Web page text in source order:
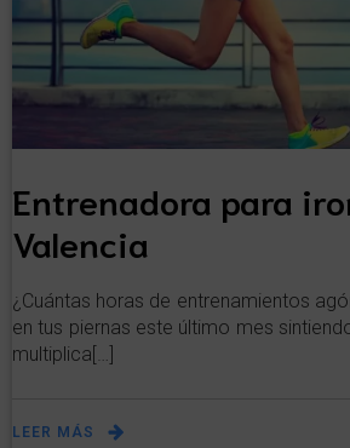
Entrenadora para
Valencia
¿Cuántas horas de entrenamientos
en tus piernas este último mes
multiplica[…]
LEER MÁS